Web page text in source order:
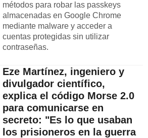
métodos para robar las passkeys
almacenadas en Google Chrome
mediante malware y acceder a
cuentas protegidas sin utilizar
contraseñas.
Eze Martínez, ingeniero y
divulgador científico,
explica el código Morse 2.0
para comunicarse en
secreto: "Es lo que usaban
los prisioneros en la guerra